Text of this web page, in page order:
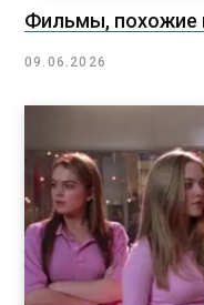
Фильмы, похожие
09.06.2026